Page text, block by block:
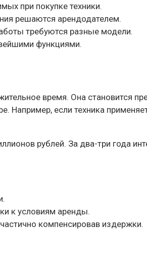
при покупке техники.
решаются арендодателем.
требуются разные модели.
функциями.
время. Она становится
если техника
рублей. За два-три года
к условиям аренды.
компенсировав издержки.